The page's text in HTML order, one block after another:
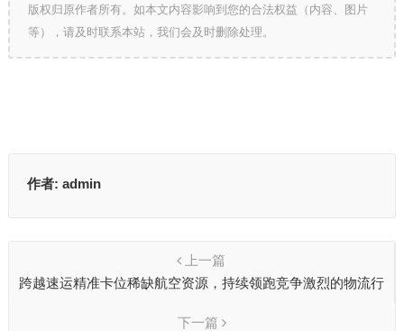
版权归原作者所有。如本文内容影响到您的合法权益（内容、图片
等），请及时联系本站，我们会及时删除处理。
作者: admin
上一篇
跨越速运精准卡位稀缺航空资源，持续领跑竞争激烈的物流行
下一篇